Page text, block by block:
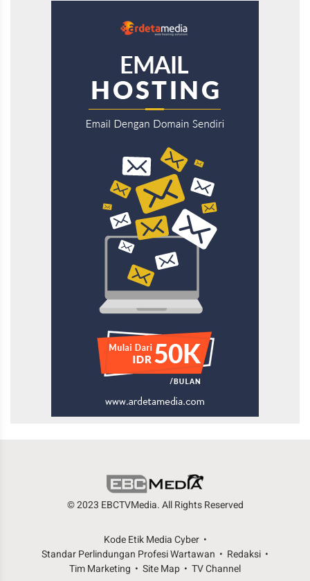
© 2023 EBCTVMedia. All Rights Reserved
Kode Etik Media Cyber
Standar Perlindungan Profesi Wartawan
Redaksi
Tim Marketing
Site Map TV Channel